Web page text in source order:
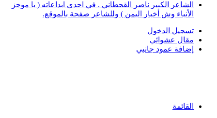
الشاعر الكبير ناصر القحطاني . في احدى ابداعاته ( يا موجز
الأنباء وش أخبار اليمن ) وللشاعر صفحة بالموقع.
تسجيل الدخول
مقال عشوائي
إضافة عمود جانبي
القائمة